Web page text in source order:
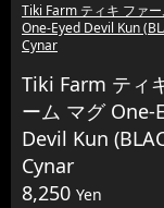
Tiki Farm ティキ ファ
One-Eyed Devil Kun
Cynar
Tiki Farm ティ
ーム マグ One-
Devil Kun
Cynar
8,250 Yen